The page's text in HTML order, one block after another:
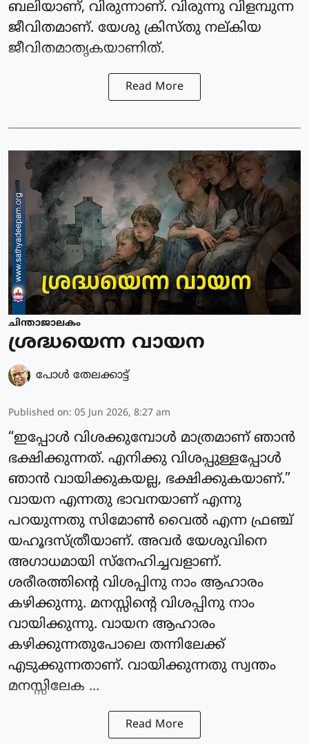
ബലിയാണ്, വിരുന്നാണ്. വിരുന്നു വിളമ്പുന്ന
ജീവിതമാണ്. യേശു ക്രിസ്തു നല്കിയ
ജീവിതമാതൃകയാണിത്.
Read More
ചിന്താജാലകം
ശ്രദ്ധയെന്ന വായന
പോള്‍ തേലക്കാട്ട്‌
Published on: 05 Jun 2026, 8:27 am
“ഇപ്പോൾ വിശക്കുമ്പോൾ മാത്രമാണ് ഞാൻ
ഭക്ഷിക്കുന്നത്. എനിക്കു വിശപ്പുള്ളപ്പോൾ
ഞാൻ വായിക്കുകയല്ല, ഭക്ഷിക്കുകയാണ്.”
വായന എന്നതു ഭാവനയാണ് എന്നു
പറയുന്നതു സിമോൺ വൈൽ എന്ന ഫ്രഞ്ച്
യഹൂദസ്ത്രീയാണ്. അവർ യേശുവിനെ
അഗാധമായി സ്നേഹിച്ചവളാണ്.
ശരീരത്തിന്റെ വിശപ്പിനു നാം ആഹാരം
കഴിക്കുന്നു. മനസ്സിന്റെ വിശപ്പിനു നാം
വായിക്കുന്നു. വായന ആഹാരം
കഴിക്കുന്നതുപോലെ തന്നിലേക്ക്
എടുക്കുന്നതാണ്. വായിക്കുന്നതു സ്വന്തം
മനസ്സിലേക ...
Read More